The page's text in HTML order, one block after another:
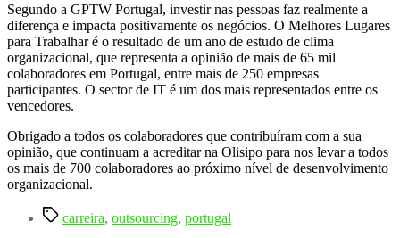
Segundo a GPTW Portugal, investir nas pessoas faz realmente a
diferença e impacta positivamente os negócios. O Melhores Lugares
para Trabalhar é o resultado de um ano de estudo de clima
organizacional, que representa a opinião de mais de 65 mil
colaboradores em Portugal, entre mais de 250 empresas
participantes. O sector de IT é um dos mais representados entre os
vencedores.
Obrigado a todos os colaboradores que contribuíram com a sua
opinião, que continuam a acreditar na Olisipo para nos levar a todos
os mais de 700 colaboradores ao próximo nível de desenvolvimento
organizacional.
Etiquetas
carreira, outsourcing, portugal